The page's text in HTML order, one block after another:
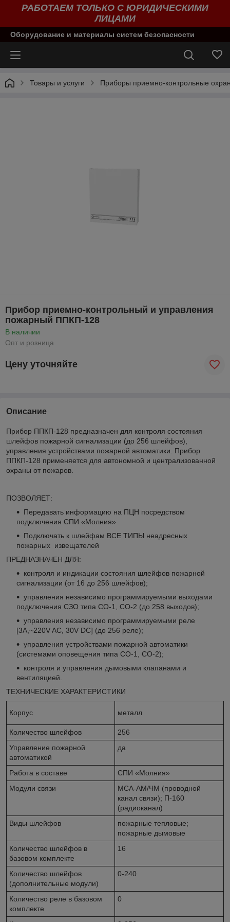
РАБОТАЕМ ТОЛЬКО С ЮРИДИЧЕСКИМИ
ЛИЦАМИ
Оборудование и материалы систем безопасности
Товары и услуги Приборы приемно-контрольные
Прибор приемно-контрольный и управления
пожарный ППКП-128
В наличии
Опт и розница
Цену уточняйте
Описание
Прибор ППКП-128 предназначен для контроля состояния
шлейфов пожарной сигнализации (до 256 шлейфов),
управления устройствами пожарной автоматики. Прибор
ППКП-128 применяется для автономной и централизованной
охраны от пожаров.
ПОЗВОЛЯЕТ:
Передавать информацию на ПЦН посредством
подключения СПИ «Молния»
Подключать к шлейфам ВСЕ ТИПЫ неадресных
пожарных извещателей
ПРЕДНАЗНАЧЕН ДЛЯ:
контроля и индикации состояния шлейфов пожарной
сигнализации (от 16 до 256 шлейфов);
управления независимо программируемыми выходами
подключения СЗО типа СО-1, СО-2 (до 258 выходов);
управления независимо программируемыми реле
[3А,~220V AC, 30V DC] (до 256 реле);
управления устройствами пожарной автоматики
(системами оповещения типа СО-1, СО-2);
контроля и управления дымовыми клапанами и
вентиляцией.
ТЕХНИЧЕСКИЕ ХАРАКТЕРИСТИКИ
Корпус металл
Количество шлейфов
256
Управление пожарной
автоматикой
да
Работа в составе
СПИ «Молния»
Модули связи
МСА-АМ/ЧМ (проводной
канал связи); П-160
(радиоканал)
Виды шлейфов
пожарные тепловые;
пожарные дымовые
Количество шлейфов в
базовом комплекте
16
Количество шлейфов
(дополнительные модули)
0-240
Количество реле в базовом
комплекте
0